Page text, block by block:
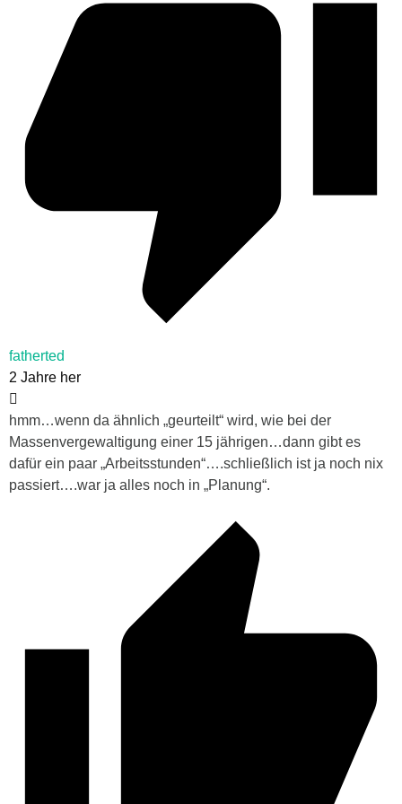
fatherted
2 Jahre her
hmm…wenn da ähnlich „geurteilt“ wird, wie bei der
Massenvergewaltigung einer 15 jährigen…dann gibt es
dafür ein paar „Arbeitsstunden“….schließlich ist ja noch nix
passiert….war ja alles noch in „Planung“.